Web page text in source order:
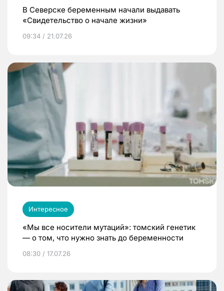
В Северске беременным начали выдавать
«Свидетельство о начале жизни»
09:34 / 21.07.26
Интересное
«Мы все носители мутаций»: томский генетик
— о том, что нужно знать до беременности
08:30 / 17.07.26